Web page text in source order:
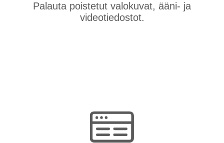
Palauta poistetut valokuvat, ääni- ja
videotiedostot.